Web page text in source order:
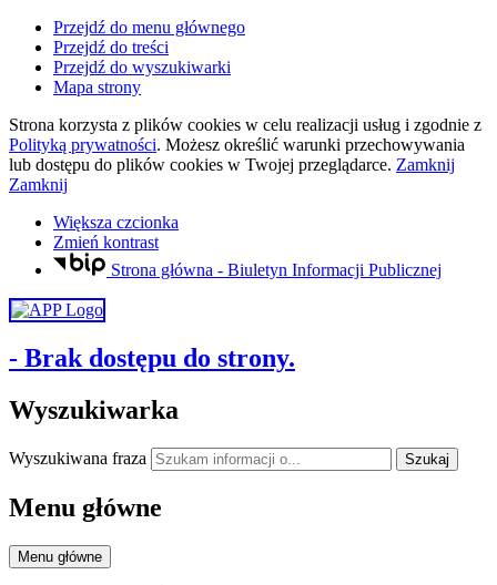
Przejdź do menu głównego
Przejdź do treści
Przejdź do wyszukiwarki
Mapa strony
Strona korzysta z plików cookies w celu realizacji usług i zgodnie z
Polityką prywatności. Możesz określić warunki przechowywania
lub dostępu do plików cookies w Twojej przeglądarce. Zamknij
Zamknij
Większa czcionka
Zmień kontrast
Strona główna - Biuletyn Informacji Publicznej
- Brak dostępu do strony.
Wyszukiwarka
Wyszukiwana fraza Szukaj
Menu główne
Menu główne